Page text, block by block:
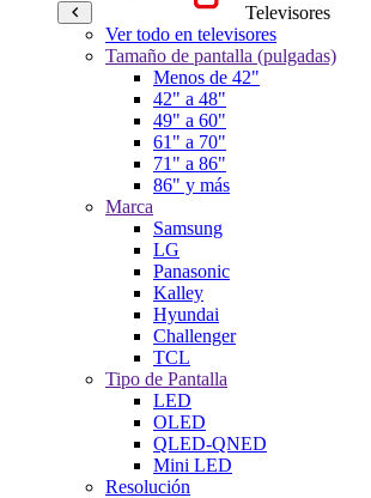
Televisores
Ver todo en televisores
Tamaño de pantalla (pulgadas)
Menos de 42"
42" a 48"
49" a 60"
61" a 70"
71" a 86"
86" y más
Marca
Samsung
LG
Panasonic
Kalley
Hyundai
Challenger
TCL
Tipo de Pantalla
LED
OLED
QLED-QNED
Mini LED
Resolución